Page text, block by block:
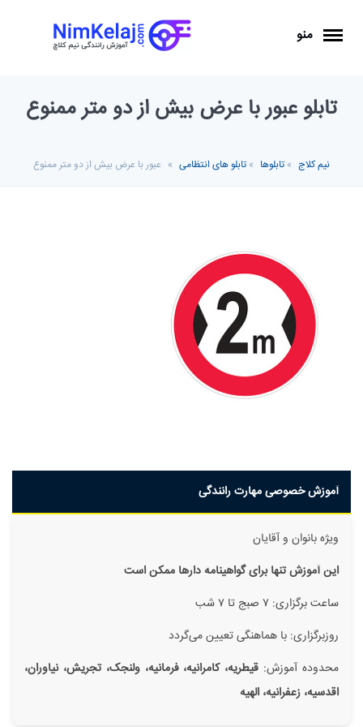
منو
تابلو عبور با عرض بیش از دو متر ممنوع
نیم کلاج » تابلوها » تابلو های انتظامی » عبور با عرض بیش از دو متر ممنوع
آموزش خصوصی مهارت رانندگی
ویژه بانوان و آقایان
این آموزش تنها برای گواهینامه دار‌ها ممکن است
ساعت برگزاری: ۷ صبج تا ۷ شب
روزبرگزاری: با هماهنگی تعیین می‌گردد
محدوده آموزش: قیطریه، کامرانیه، فرمانیه، ولنجک، تجریش، نیاوران،
اقدسیه، زعفرانیه، الهیه